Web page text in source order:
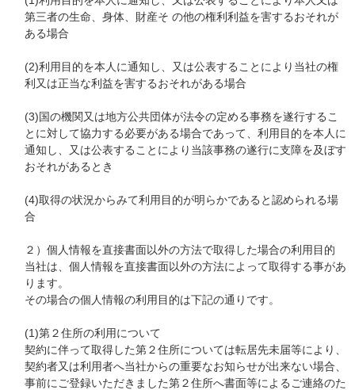
第三者の生命、身体、財産そ の他の権利利益を害するおそれが
ある場合
(2)利用目的を本人に通知し、又は公表することにより当社の権
利又は正当な利益を害するおそれがある場合
(3)国の機関又は地方公共団体が法令の定める事務を遂行するこ
とに対して協力する必要がある場合であって、利用目的を本人に
通知し、又は公表することにより当該事務の遂行に支障を及ぼす
おそれがあるとき
(4)取得の状況からみて利用目的が明らかであると認められる場
合
２）個人情報を直接書面以外の方法で取得した場合の利用目的
当社は、個人情報を直接書面以外の方法によって取得する事があ
ります。
その場合の個人情報の利用目的は下記の通りです。
(1)第２住所の利用について
契約に伴って取得した第２住所については転居先未届等により、
契約者又は利用者へ当社からの重要なお知らせが出来ない場合、
事前にご登録いただきました第２住所へ書面等によるご連絡のた